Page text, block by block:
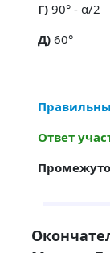
Г)90° - α/2
Д)60°
Ответ